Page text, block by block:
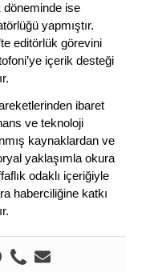
döneminde ise
yapmıştır.
editörlük görevini
içerik desteği
ibaret
ve teknoloji
kaynaklardan ve
yaklaşımla okura
odaklı içeriğiyle
haberciliğine katkı